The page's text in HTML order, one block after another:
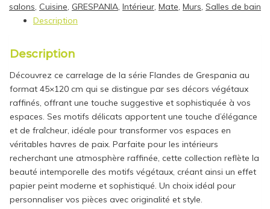
salons, Cuisine, GRESPANIA, Intérieur, Mate, Murs, Salles de bain
Description
Description
Découvrez ce carrelage de la série Flandes de Grespania au
format 45×120 cm qui se distingue par ses décors végétaux
raffinés, offrant une touche suggestive et sophistiquée à vos
espaces. Ses motifs délicats apportent une touche d’élégance
et de fraîcheur, idéale pour transformer vos espaces en
véritables havres de paix. Parfaite pour les intérieurs
recherchant une atmosphère raffinée, cette collection reflète la
beauté intemporelle des motifs végétaux, créant ainsi un effet
papier peint moderne et sophistiqué. Un choix idéal pour
personnaliser vos pièces avec originalité et style.